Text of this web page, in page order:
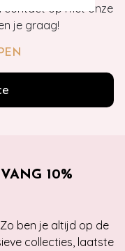
contact op met onze
je graag!
10%
ben je altijd op de
collecties, laatste